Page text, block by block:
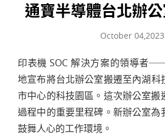
通寶半導體台北辦
October 04,2023
印表機 SOC 解決方案的領導者
地宣布將台北辦公室搬遷至內湖
市中心的科技園區。這次辦公室搬
過程中的重要里程碑。新辦公室為
鼓舞人心的工作環境。